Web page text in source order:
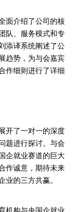
面介绍了公司的核
队、服务模式和专
添译系统阐述了公
趋势，为与会嘉宾
作细则进行了详细
开了一对一的深度
题进行探讨。与会
企就业赛道的巨大
作诚意，期待未来
的三方共赢。